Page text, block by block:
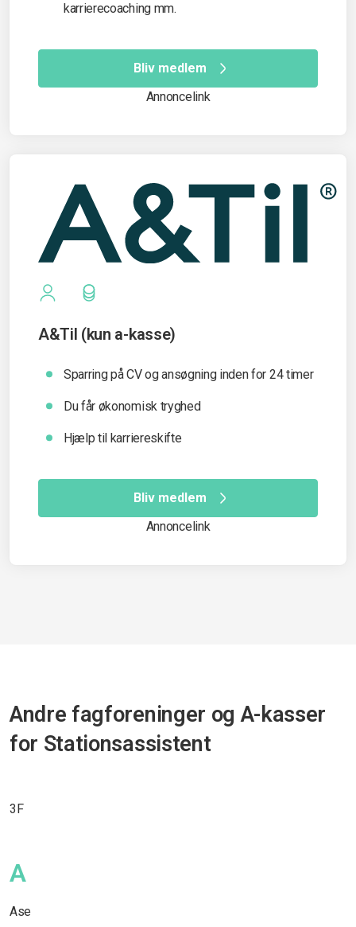
karrierecoaching mm.
Bliv medlem
Annoncelink
A&Til (kun a-kasse)
Sparring på CV og ansøgning inden for 24 timer
Du får økonomisk tryghed
Hjælp til karriereskifte
Bliv medlem
Annoncelink
Andre fagforeninger og A-kasser
for Stationsassistent
3F
A
Ase